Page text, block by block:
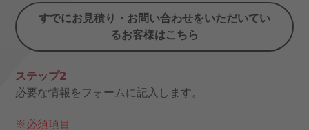
すでにお見積り・お問い合わせをいただいてい
るお客様はこちら
ステップ2
必要な情報をフォームに記入します。